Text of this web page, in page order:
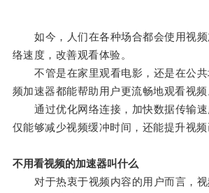
如今，人们在各种场合都会使用视频
络速度，改善观看体验。
不管是在家里观看电影，还是在公共
频加速器都能帮助用户更流畅地观看视频
通过优化网络连接，加快数据传输速
仅能够减少视频缓冲时间，还能提升视频
不用看视频的加速器叫什么
对于热衷于视频内容的用户而言，视